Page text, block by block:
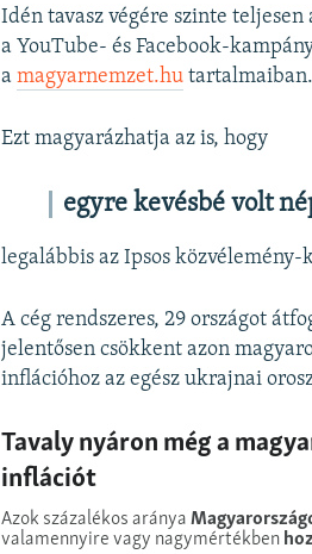
Idén tavasz végére szinte
a YouTube- és Facebook-
amagyarnemzet.hu tartalmaiban.
Ezt magyarázhatja az is, hogy
egyre kevésbé volt
legalábbis az Ipsos
A cég rendszeres, 29 országot
jelentősen csökkent azon
inflációhoz az egész ukrajnai